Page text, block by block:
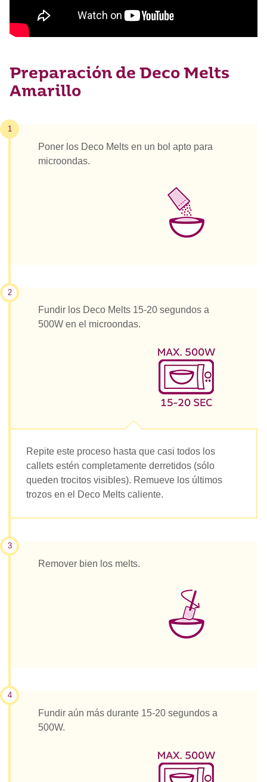
Preparación de Deco Melts
Amarillo
1
Poner los Deco Melts en un bol apto para
microondas.
2
Fundir los Deco Melts 15-20 segundos a
500W en el microondas.
Repite este proceso hasta que casi todos los
callets estén completamente derretidos (sólo
queden trocitos visibles). Remueve los últimos
trozos en el Deco Melts caliente.
3
Remover bien los melts.
4
Fundir aún más durante 15-20 segundos a
500W.